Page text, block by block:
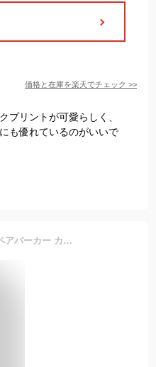
価格と在庫を楽天でチェック >>
プリントが可愛らしく、
も優れているのがいいで
ジュタオピン おそろい カップル パーカー ペアルック 服 ペアパーカー カップル 1着冬 ペアルックトレーナー カップル トレーナー かわいい カップル服 ペアルック お揃い 冬服 メンズ パーカー ペアルックパーカー レディース 冬コーデ 服お揃い 春 カップルお揃いパーカー スウェット お揃い パーカー 可愛い 韓国 ペアルックカップル mka1965-BK-JR-G-S